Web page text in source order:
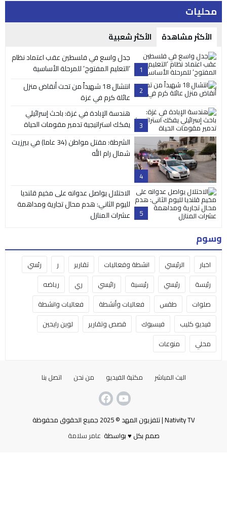
محليات
الأكثر مشاهدة الأكثر شعبية
1
جدل واسع في فلسطين عقب اعتماد نظام
‘التعليم المفتوح’ للمرحلة الأساسية
2
انتشال 18 شهيداً من تحت أنقاض منزل
عائلة كرم في غزة
3
هندسة الإبادة في غزة: باحث إسرائيلي
يفكك استراتيجية تدمير مقومات الحياة
4
الشرطة: مقتل مواطن (34 عاما) في بيرزيت
شمال رام الله
5
الاحتلال يواصل عدوانه على مخيم قلنديا
لليوم الثاني: هدم محال تجارية ومداهمة
عشرات المنازل
وسوم
اخبار الرئيسي انشطة وفعاليات تقارير ر
رئسي
رئيسة
رئيسي رئيسية رائيسي ري
رياضه
صلوات
طقس فعاليات وأنشطة
فعاليات وانشطة
فيديو كليب
فيسبوك قصص وتقارير
لوين رايحين
محلي
منوعات
البث المباشر مكتبة الفيديو من نحن اتصل بنا
Nativity TV | تلفزيون المهد © 2025 جميع الحقوق محفوظة
صمم بكل ♥ بواسطة عامر سلامة